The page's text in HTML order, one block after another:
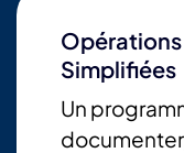
Opérations
Simplifiées
Un